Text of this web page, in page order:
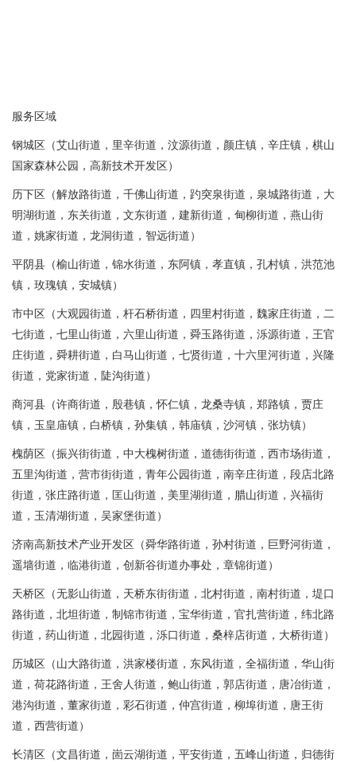
服务区域
钢城区（艾山街道，里辛街道，汶源街道，颜庄镇，辛庄镇，棋山
国家森林公园，高新技术开发区）
历下区（解放路街道，千佛山街道，趵突泉街道，泉城路街道，大
明湖街道，东关街道，文东街道，建新街道，甸柳街道，燕山街
道，姚家街道，龙洞街道，智远街道）
平阴县（榆山街道，锦水街道，东阿镇，孝直镇，孔村镇，洪范池
镇，玫瑰镇，安城镇）
市中区（大观园街道，杆石桥街道，四里村街道，魏家庄街道，二
七街道，七里山街道，六里山街道，舜玉路街道，泺源街道，王官
庄街道，舜耕街道，白马山街道，七贤街道，十六里河街道，兴隆
街道，党家街道，陡沟街道）
商河县（许商街道，殷巷镇，怀仁镇，龙桑寺镇，郑路镇，贾庄
镇，玉皇庙镇，白桥镇，孙集镇，韩庙镇，沙河镇，张坊镇）
槐荫区（振兴街街道，中大槐树街道，道德街街道，西市场街道，
五里沟街道，营市街街道，青年公园街道，南辛庄街道，段店北路
街道，张庄路街道，匡山街道，美里湖街道，腊山街道，兴福街
道，玉清湖街道，吴家堡街道）
济南高新技术产业开发区（舜华路街道，孙村街道，巨野河街道，
遥墙街道，临港街道，创新谷街道办事处，章锦街道）
天桥区（无影山街道，天桥东街街道，北村街道，南村街道，堤口
路街道，北坦街道，制锦市街道，宝华街道，官扎营街道，纬北路
街道，药山街道，北园街道，泺口街道，桑梓店街道，大桥街道）
历城区（山大路街道，洪家楼街道，东风街道，全福街道，华山街
道，荷花路街道，王舍人街道，鲍山街道，郭店街道，唐冶街道，
港沟街道，董家街道，彩石街道，仲宫街道，柳埠街道，唐王街
道，西营街道）
长清区（文昌街道，崮云湖街道，平安街道，五峰山街道，归德街